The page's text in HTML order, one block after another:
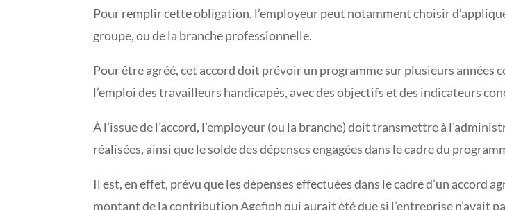
Pour remplir cette obligation, l’employeur peut notamment choisir
groupe, ou de la branche professionnelle.
Pour être agréé, cet accord doit prévoir un programme sur plusieurs années
l’emploi des travailleurs handicapés, avec des objectifs et des indicateurs
À l’issue de l’accord, l’employeur (ou la branche) doit transmettre à
réalisées, ainsi que le solde des dépenses engagées dans le cadre du
Il est, en effet, prévu que les dépenses effectuées dans le cadre d’un accord
montant de la contribution Agefiph qui aurait été due si l’entreprise n’avait